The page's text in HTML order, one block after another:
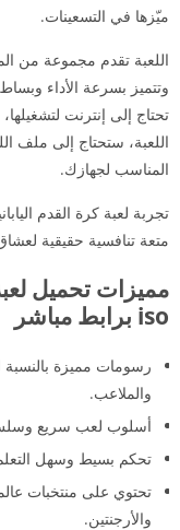
ميّزها في التسعينات.
اللعبة تقدم مجموعة من
وتتميز بسرعة الأداء
تحتاج إلى إنترنت
المناسب لجهازك.
متعة تنافسية حقيقية
iso برابط مباشر
والملاعب.
أسلوب لعب سريع وسلس
تحكم بسيط وسهل
تحتوي على منتخبات
والأرجنتين.